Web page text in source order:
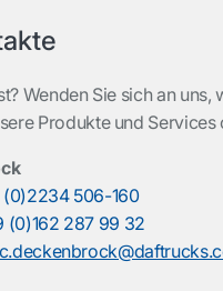
Wenden Sie sich an
Produkte und
506-160
(0)162 287 99 32